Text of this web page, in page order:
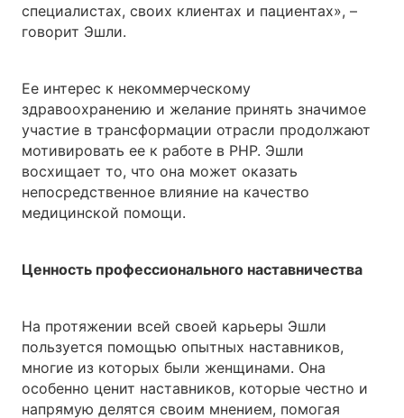
специалистах, своих клиентах и пациентах», –
говорит Эшли.
Ее интерес к некоммерческому
здравоохранению и желание принять значимое
участие в трансформации отрасли продолжают
мотивировать ее к работе в PHP. Эшли
восхищает то, что она может оказать
непосредственное влияние на качество
медицинской помощи.
Ценность профессионального наставничества
На протяжении всей своей карьеры Эшли
пользуется помощью опытных наставников,
многие из которых были женщинами. Она
особенно ценит наставников, которые честно и
напрямую делятся своим мнением, помогая